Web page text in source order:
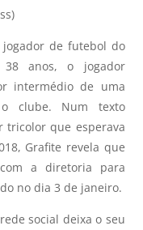
de futebol do
anos, o jogador
intermédio de uma
clube. Num texto
tricolor que esperava
Grafite revela que
a diretoria para
no dia 3 de janeiro.
social deixa o seu